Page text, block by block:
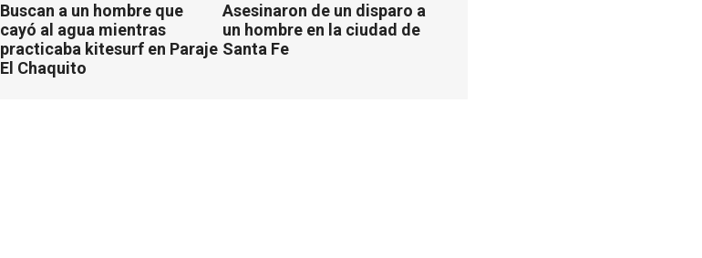
Buscan a un hombre que
cayó al agua mientras
practicaba kitesurf en Paraje
El Chaquito
Asesinaron de un disparo a
un hombre en la ciudad de
Santa Fe